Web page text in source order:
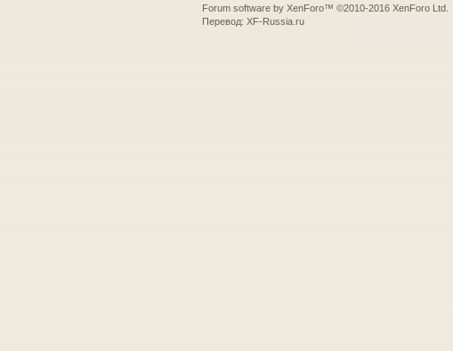
Forum software by XenForo™ ©2010-2016 XenForo Ltd.
Перевод: XF-Russia.ru